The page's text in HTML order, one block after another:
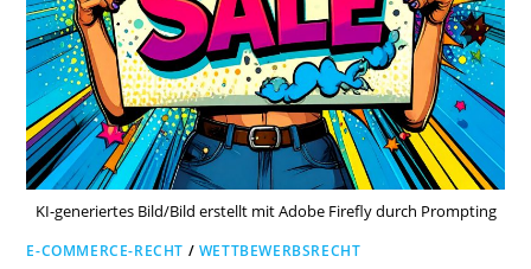
KI-generiertes Bild/Bild erstellt mit Adobe Firefly durch Prompting
E-COMMERCE-RECHT / WETTBEWERBSRECHT